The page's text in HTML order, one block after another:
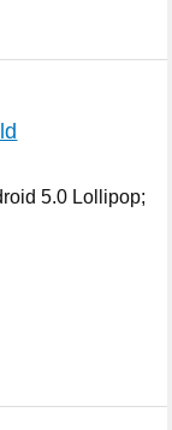
5.0 Lollipop;